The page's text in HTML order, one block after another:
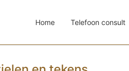
Home Telefoon consult